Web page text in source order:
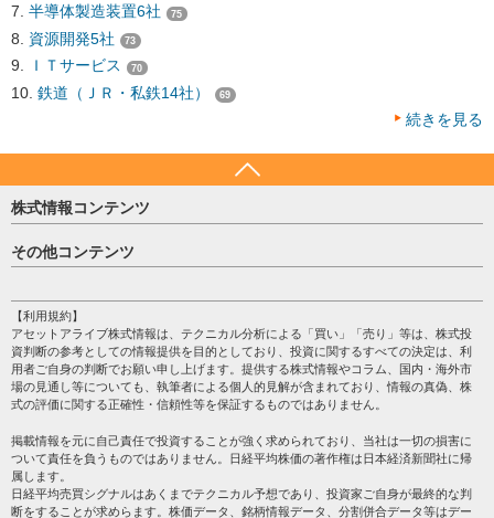
半導体製造装置6社 75
資源開発5社 73
ＩＴサービス 70
鉄道（ＪＲ・私鉄14社） 69
続きを見る
株式情報コンテンツ
日経平均
売買シグナル
注目銘柄
株テーマ情報
海外市況
投資カレンダー
格付け情報
その他コンテンツ
個人情報保護方針
プライバシーポリシー
会社案内
サイトマップ
過去データ
【利用規約】
アセットアライブ株式情報は、テクニカル分析による「買い」「売り」等は、株式投
資判断の参考としての情報提供を目的としており、投資に関するすべての決定は、利
用者ご自身の判断でお願い申し上げます。提供する株式情報やコラム、国内・海外市
場の見通し等についても、執筆者による個人的見解が含まれており、情報の真偽、株
式の評価に関する正確性・信頼性等を保証するものではありません。
掲載情報を元に自己責任で投資することが強く求められており、当社は一切の損害に
ついて責任を負うものではありません。日経平均株価の著作権は日本経済新聞社に帰
属します。
日経平均売買シグナルはあくまでテクニカル予想であり、投資家ご自身が最終的な判
断をすることが求めらます。株価データ、銘柄情報データ、分割併合データ等はデー